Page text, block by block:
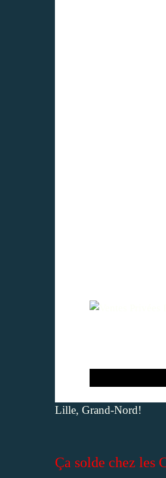
Lille, Grand-Nord!
Ça solde chez les